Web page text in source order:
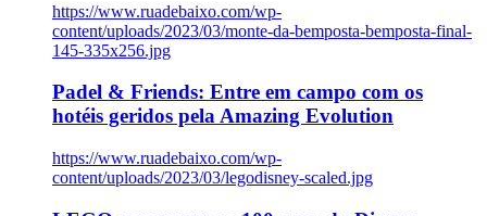
https://www.ruadebaixo.com/wp-
content/uploads/2023/03/monte-da-bemposta-bemposta-final-
145-335x256.jpg
Padel & Friends: Entre em campo com os
hotéis geridos pela Amazing Evolution
https://www.ruadebaixo.com/wp-
content/uploads/2023/03/legodisney-scaled.jpg